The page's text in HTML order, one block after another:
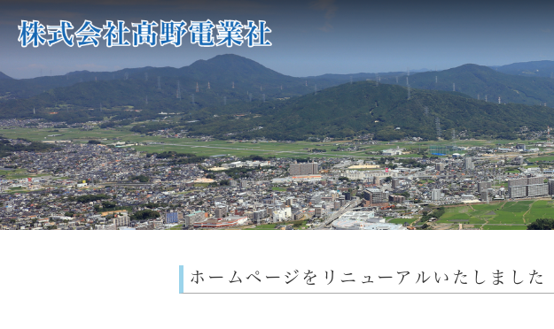
ホームページをリニューアルいたしました